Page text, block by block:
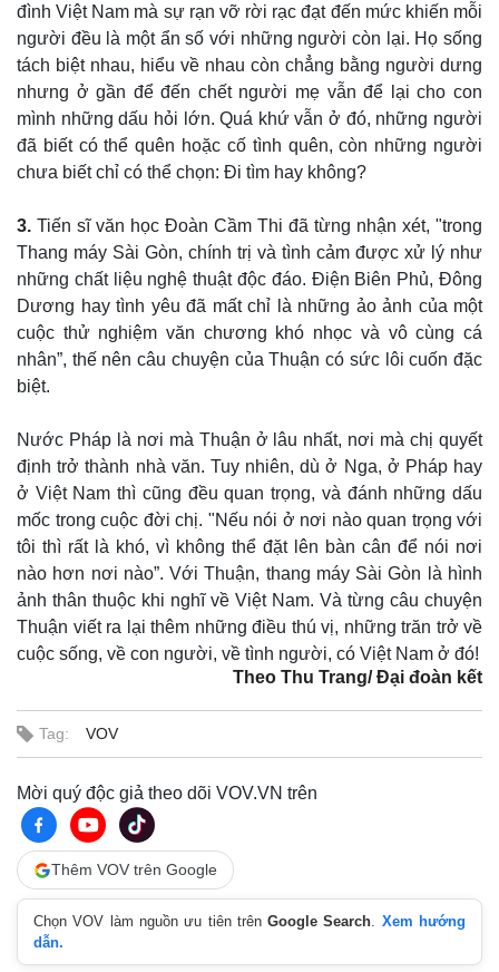
Doanh nghiệp
Thông tin doanh nghiệp
Doanh nghiệp 24h
Doanh nhân
Vì cộng đồng
Công nghệ
Sành điệu
Tin Công nghệ
Trải nghiệm
Chuyển đổi số
Sức khỏe
Dinh dưỡng - món ngon
Cây thuốc
Sản phụ khoa
Nhi khoa
Nam khoa
Làm đẹp - giảm cân
Phòng mạch online
Đời sống
Nhà đẹp
Blog
Tình yêu - Gia đình
đình Việt Nam mà sự rạn vỡ rời rạc đạt đến mức khiến mỗi
người đều là một ẩn số với những người còn lại. Họ sống
tách biệt nhau, hiểu về nhau còn chẳng bằng người dưng
nhưng ở gần để đến chết người mẹ vẫn để lại cho con
mình những dấu hỏi lớn. Quá khứ vẫn ở đó, những người
đã biết có thể quên hoặc cố tình quên, còn những người
chưa biết chỉ có thể chọn: Đi tìm hay không?
3. Tiến sĩ văn học Đoàn Cầm Thi đã từng nhận xét, "trong
Thang máy Sài Gòn, chính trị và tình cảm được xử lý như
những chất liệu nghệ thuật độc đáo. Điện Biên Phủ, Đông
Dương hay tình yêu đã mất chỉ là những ảo ảnh của một
cuộc thử nghiệm văn chương khó nhọc và vô cùng cá
nhân”, thế nên câu chuyện của Thuận có sức lôi cuốn đặc
biệt.
Nước Pháp là nơi mà Thuận ở lâu nhất, nơi mà chị quyết
định trở thành nhà văn. Tuy nhiên, dù ở Nga, ở Pháp hay
ở Việt Nam thì cũng đều quan trọng, và đánh những dấu
mốc trong cuộc đời chị. "Nếu nói ở nơi nào quan trọng với
tôi thì rất là khó, vì không thể đặt lên bàn cân để nói nơi
nào hơn nơi nào”. Với Thuận, thang máy Sài Gòn là hình
ảnh thân thuộc khi nghĩ về Việt Nam. Và từng câu chuyện
Thuận viết ra lại thêm những điều thú vị, những trăn trở về
cuộc sống, về con người, về tình người, có Việt Nam ở đó!
Theo Thu Trang/ Đại đoàn kết
Tag: VOV
Mời quý độc giả theo dõi VOV.VN trên
Thêm VOV trên Google
Chọn VOV làm nguồn ưu tiên trênGoogle Search. Xem hướng
dẫn.